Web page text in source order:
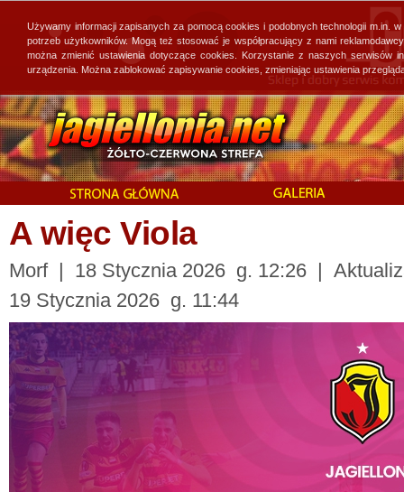
A więc Viola
Morf | 18 Stycznia 2026 g. 12:26 |
19 Stycznia 2026 g. 11:44
Używamy informacji zapisanych za pomocą cookies i podobnych technologii
potrzeb użytkowników. Mogą też stosować je współpracujący z nami
można zmienić ustawienia dotyczące cookies. Korzystanie z naszych
urządzenia. Można zablokować zapisywanie cookies, zmieniając ustawienia